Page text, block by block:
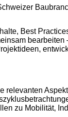
Best
relevanten
zu Mobilität,